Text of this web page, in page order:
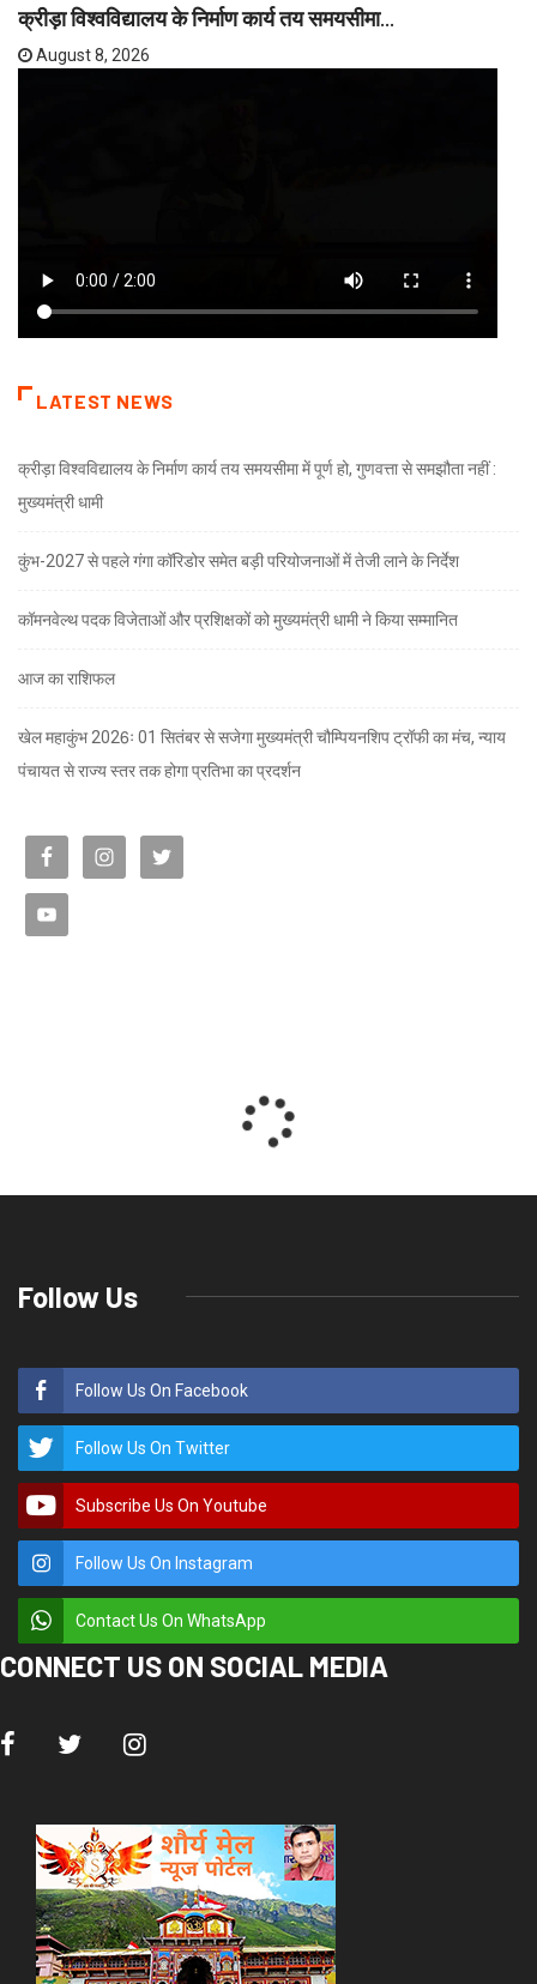
क्रीड़ा विश्वविद्यालय के निर्माण कार्य तय समयसीमा...
August 8, 2026
LATEST NEWS
क्रीड़ा विश्वविद्यालय के निर्माण कार्य तय समयसीमा में पूर्ण हो, गुणवत्ता से समझौता नहीं :
मुख्यमंत्री धामी
कुंभ-2027 से पहले गंगा कॉरिडोर समेत बड़ी परियोजनाओं में तेजी लाने के निर्देश
कॉमनवेल्थ पदक विजेताओं और प्रशिक्षकों को मुख्यमंत्री धामी ने किया सम्मानित
आज का राशिफल
खेल महाकुंभ 2026ः 01 सितंबर से सजेगा मुख्यमंत्री चौम्पियनशिप ट्रॉफी का मंच, न्याय
पंचायत से राज्य स्तर तक होगा प्रतिभा का प्रदर्शन
Follow Us
Follow Us On Facebook
Follow Us On Twitter
Subscribe Us On Youtube
Follow Us On Instagram
Contact Us On WhatsApp
CONNECT US ON SOCIAL MEDIA